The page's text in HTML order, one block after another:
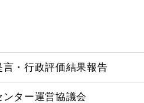
・行政評価結果報告
ター運営協議会